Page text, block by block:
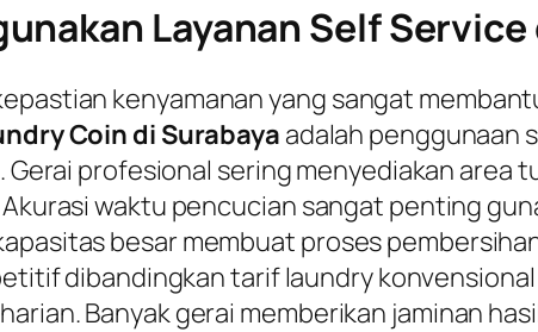
Layanan Self
kenyamanan yang sangat
Coin di Surabaya adalah penggunaan
profesional sering menyediakan area
waktu pencucian sangat penting
besar membuat proses
dibandingkan tarif laundry
Banyak gerai memberikan jaminan